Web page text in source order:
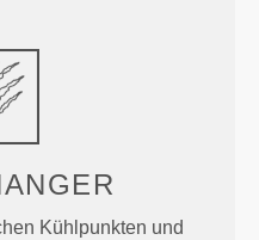
Kühlpunkten und